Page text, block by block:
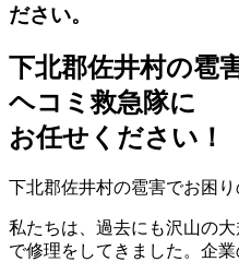
ださい。
下北郡佐井村の雹
ヘコミ救急隊に
お任せください！
下北郡佐井村の雹害でお困り
私たちは、過去にも沢山の
で修理をしてきました。企